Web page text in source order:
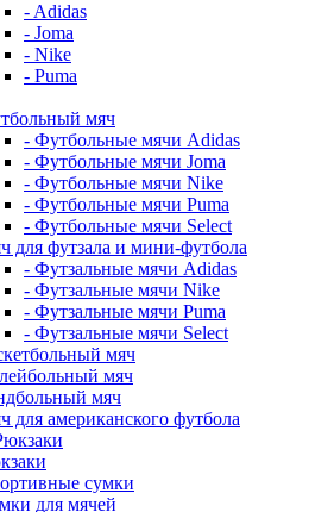
- Adidas
- Joma
- Nike
- Puma
мяч
- Футбольные мячи Adidas
- Футбольные мячи Joma
- Футбольные мячи Nike
- Футбольные мячи Puma
- Футбольные мячи Select
для футзала и мини-футбола
- Футзальные мячи Adidas
- Футзальные мячи Nike
- Футзальные мячи Puma
- Футзальные мячи Select
мяч
мяч
мяч
для американского футбола
сумки
для мячей